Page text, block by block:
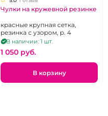
Чулки на кружевной резинке
красные крупная сетка,
резинка с узором, р. 4
В наличии: 1 шт.
1 050 pуб.
В корзину